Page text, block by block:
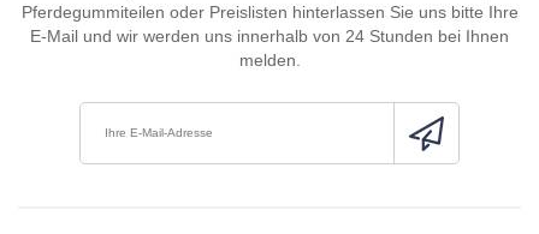
Pferdegummiteilen oder Preislisten hinterlassen Sie uns bitte Ihre
E-Mail und wir werden uns innerhalb von 24 Stunden bei Ihnen
melden.